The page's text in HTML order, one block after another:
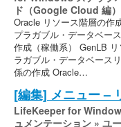
ド（Google Cloud 編
Oracle リソース階層の作
プラガブル・データベー
作成（稼働系） GenLB
ラガブル・データベース
係の作成 Oracle…
[編集] メニュー –
LifeKeeper for
ュメンテーション » ユ